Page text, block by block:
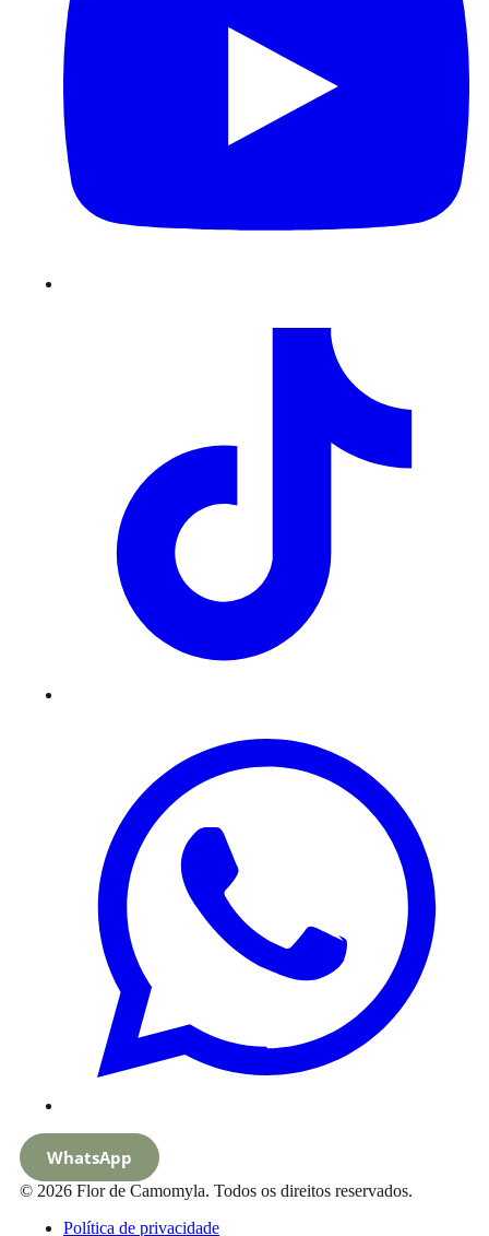
WhatsApp
© 2026 Flor de Camomyla. Todos os direitos reservados.
Política de privacidade